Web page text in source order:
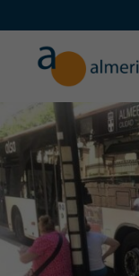
al
contenido